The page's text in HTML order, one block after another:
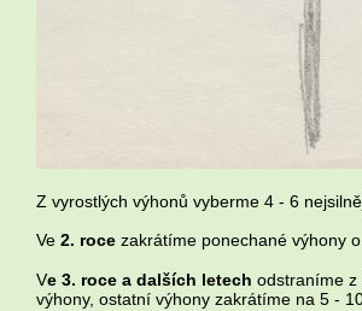
Z vyrostlých výhonů vyberme 4 - 6
Ve 2. roce zakrátíme ponechané výhony
Ve 3. roce a dalších letech odstraníme
výhony, ostatní výhony zakrátíme na 5 -